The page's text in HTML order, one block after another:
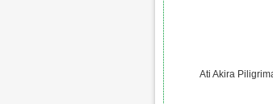
Ati Akira